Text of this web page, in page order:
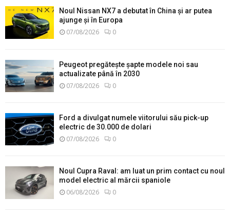
Noul Nissan NX7 a debutat în China și ar putea
ajunge și în Europa
07/08/2026 0
Peugeot pregătește șapte modele noi sau
actualizate până în 2030
07/08/2026 0
Ford a divulgat numele viitorului său pick-up
electric de 30.000 de dolari
07/08/2026 0
Noul Cupra Raval: am luat un prim contact cu noul
model electric al mărcii spaniole
06/08/2026 0